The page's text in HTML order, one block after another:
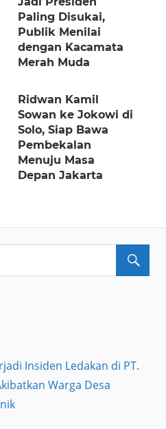
Paling Disukai,
Publik Menilai
dengan Kacamata
Merah Muda
Ridwan Kamil
Sowan ke Jokowi di
Solo, Siap Bawa
Pembekalan
Menuju Masa
Depan Jakarta
Insiden Ledakan di PT.
Warga Desa